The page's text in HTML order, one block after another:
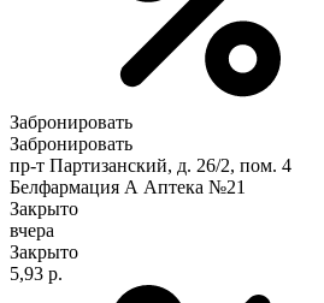
Забронировать
Забронировать
пр-т Партизанский, д. 26/2, пом. 4
Белфармация А Аптека №21
Закрыто
вчера
Закрыто
5,93 р.